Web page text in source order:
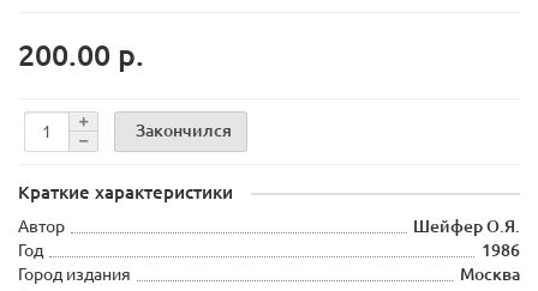
200.00 р.
Закончился
Краткие характеристики
Автор
Шейфер О.Я.
Год
1986
Город издания
Москва